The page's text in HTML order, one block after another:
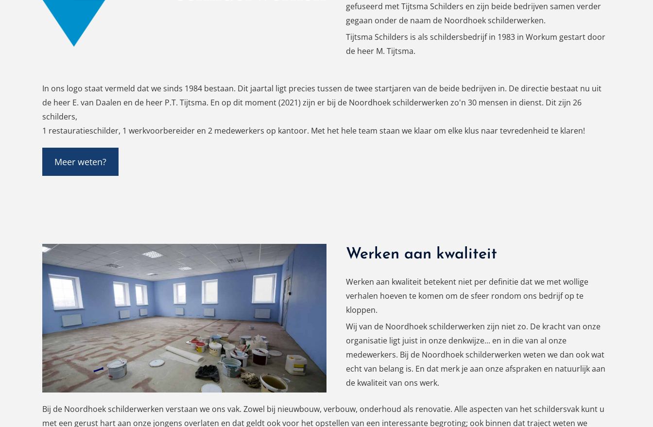
gefuseerd met Tijtsma Schilders en zijn beide bedrijven samen verder
gegaan onder de naam de Noordhoek schilderwerken.
Tijtsma Schilders is als schildersbedrijf in 1983 in Workum gestart door
de heer M. Tijtsma.
In ons logo staat vermeld dat we sinds 1984 bestaan. Dit jaartal ligt precies tussen de twee startjaren van de beide bedrijven in. De directie bestaat nu uit
de heer E. van Daalen en de heer P.T. Tijtsma. En op dit moment (2021) zijn er bij de Noordhoek schilderwerken zo'n 30 mensen in dienst. Dit zijn 26
schilders,
1 restauratieschilder, 1 werkvoorbereider en 2 medewerkers op kantoor. Met het hele team staan we klaar om elke klus naar tevredenheid te klaren!
Meer weten?
Werken aan kwaliteit
Werken aan kwaliteit betekent niet per definitie dat we met wollige
verhalen hoeven te komen om de sfeer rondom ons bedrijf op te
kloppen.
Wij van de Noordhoek schilderwerken zijn niet zo. De kracht van onze
organisatie ligt juist in onze denkwijze... en in die van al onze
medewerkers. Bij de Noordhoek schilderwerken weten we dan ook wat
echt van belang is. En dat merk je aan onze afspraken en natuurlijk aan
de kwaliteit van ons werk.
Bij de Noordhoek schilderwerken verstaan we ons vak. Zowel bij nieuwbouw, verbouw, onderhoud als renovatie. Alle aspecten van het schildersvak kunt u
met een gerust hart aan onze jongens overlaten en dat geldt ook voor het opstellen van een interessante begroting; ook binnen dat traject weten we